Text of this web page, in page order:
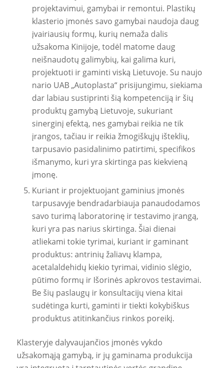
projektavimui, gamybai ir remontui. Plastikų
klasterio įmonės savo gamybai naudoja daug
įvairiausių formų, kurių nemaža dalis
užsakoma Kinijoje, todėl matome daug
neišnaudotų galimybių, kai galima kuri,
projektuoti ir gaminti viską Lietuvoje. Su naujo
nario UAB „Autoplasta“ prisijungimu, siekiama
dar labiau sustiprinti šią kompetenciją ir šių
produktų gamybą Lietuvoje, sukuriant
sinerginį efektą, nes gamybai reikia ne tik
įrangos, tačiau ir reikia žmogiškųjų išteklių,
tarpusavio pasidalinimo patirtimi, specifikos
išmanymo, kuri yra skirtinga pas kiekvieną
įmonę.
Kuriant ir projektuojant gaminius įmonės
tarpusavyje bendradarbiauja panaudodamos
savo turimą laboratorinę ir testavimo įrangą,
kuri yra pas narius skirtinga. Šiai dienai
atliekami tokie tyrimai, kuriant ir gaminant
produktus: antrinių žaliavų klampa,
acetalaldehidų kiekio tyrimai, vidinio slėgio,
pūtimo formų ir Išorinės apkrovos testavimai.
Be šių paslaugų ir konsultacijų viena kitai
sudėtinga kurti, gaminti ir tiekti kokybiškus
produktus atitinkančius rinkos poreikį.
Klasteryje dalyvaujančios įmonės vykdo
užsakomąją gamybą, ir jų gaminama produkcija